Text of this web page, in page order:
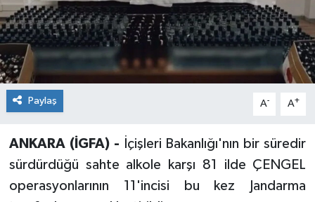
Paylaş A- A+
ANKARA (İGFA) -
İçişleri Bakanlığı'nın bir süredir
sürdürdüğü sahte alkole karşı 81 ilde ÇENGEL
operasyonlarının 11'incisi bu kez Jandarma